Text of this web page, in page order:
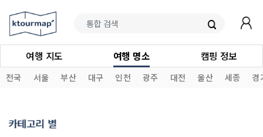
여행 지도 여행 명소 캠핑 정보
전국 서울 부산 대구 인천 광주 대전 울산 세종 경
카테고리 별